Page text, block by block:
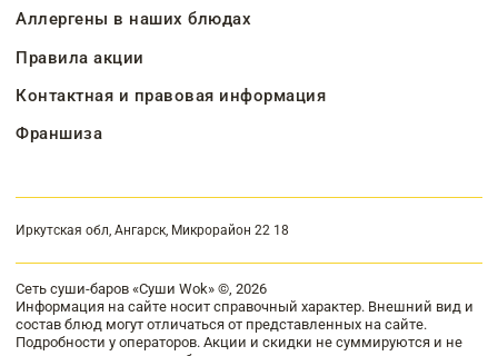
Аллергены в наших блюдах
Правила акции
Контактная и правовая информация
Франшиза
Иркутская обл, Ангарск, Микрорайон 22 18
Сеть суши-баров «Суши Wok» ©, 2026
Информация на сайте носит справочный характер. Внешний вид и
состав блюд могут отличаться от представленных на сайте.
Подробности у операторов. Акции и скидки не суммируются и не